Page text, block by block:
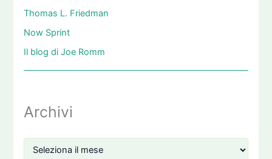
Thomas L. Friedman
Now Sprint
Il blog di Joe Romm
Archivi